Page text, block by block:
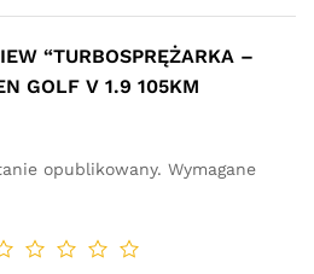
“TURBOSPRĘŻARKA –
GOLF V 1.9 105KM
opublikowany. Wymagane